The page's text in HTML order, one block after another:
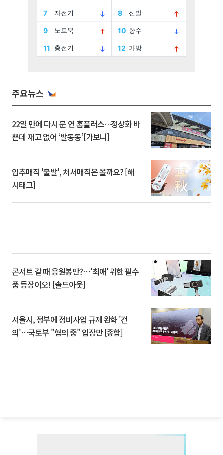
주요뉴스
22일 만에 다시 문 연 홈플러스…정상화 바
쁜데 재고 없어 ‘발동동’[가보니]
입추매직 '불발', 처서매직은 올까요? [해
시태그]
콘서트 갈 때 응원봉만?⋯'최애' 위한 필수
품 등장이오! [솔드아웃]
서울시, 정부에 정비사업 규제 완화 '건
의'⋯국토부 "협의 중" 입장만 [종합]